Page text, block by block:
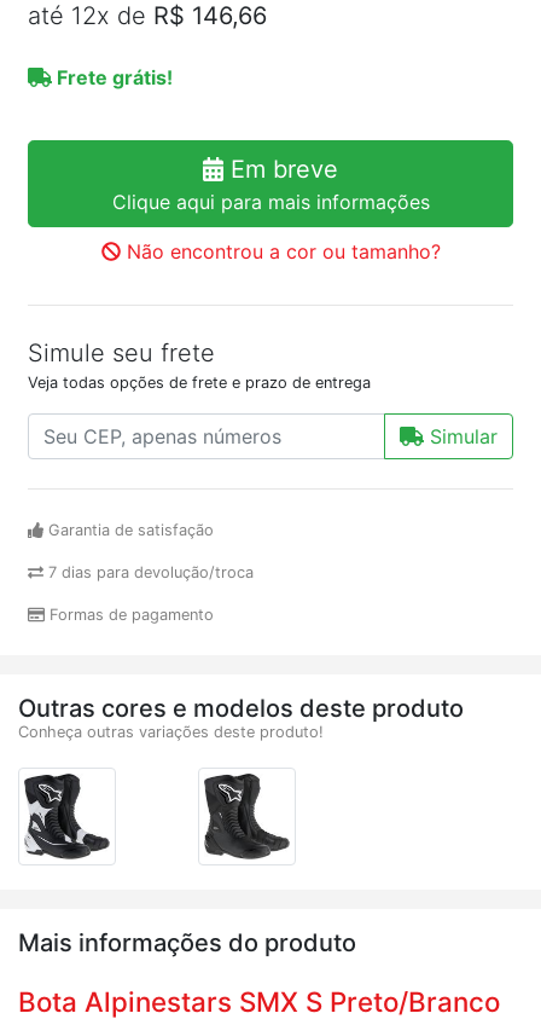
até 12x de R$ 146,66
Frete grátis!
Em breve
Clique aqui para mais informações
Não encontrou a cor ou tamanho?
Simule seu frete
Veja todas opções de frete e prazo de entrega
Simular
Garantia de satisfação
7 dias para devolução/troca
Formas de pagamento
Outras cores e modelos deste produto
Conheça outras variações deste produto!
Mais informações do produto
Bota Alpinestars SMX S Preto/Branco